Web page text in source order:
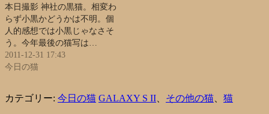
本日撮影 神社の黒猫。相変わ
らず小黒かどうかは不明。個
人的感想では小黒じゃなさそ
う。今年最後の猫写は…
2011-12-31 17:43
今日の猫
カテゴリー: 今日の猫 GALAXY S II その他の猫 猫